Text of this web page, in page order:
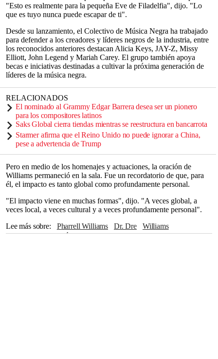
"Esto es realmente para la pequeña Eve de Filadelfia", dijo. "Lo
que es tuyo nunca puede escapar de ti".
Desde su lanzamiento, el Colectivo de Música Negra ha trabajado
para defender a los creadores y líderes negros de la industria, entre
los reconocidos anteriores destacan Alicia Keys, JAY-Z, Missy
Elliott, John Legend y Mariah Carey. El grupo también apoya
becas e iniciativas destinadas a cultivar la próxima generación de
líderes de la música negra.
RELACIONADOS
El nominado al Grammy Edgar Barrera desea ser un pionero
para los compositores latinos
Saks Global cierra tiendas mientras se reestructura en bancarrota
Starmer afirma que el Reino Unido no puede ignorar a China,
pese a advertencia de Trump
Pero en medio de los homenajes y actuaciones, la oración de
Williams permaneció en la sala. Fue un recordatorio de que, para
él, el impacto es tanto global como profundamente personal.
"El impacto viene en muchas formas", dijo. "A veces global, a
veces local, a veces cultural y a veces profundamente personal".
Lee más sobre
Pharrell Williams Dr. Dre
Williams